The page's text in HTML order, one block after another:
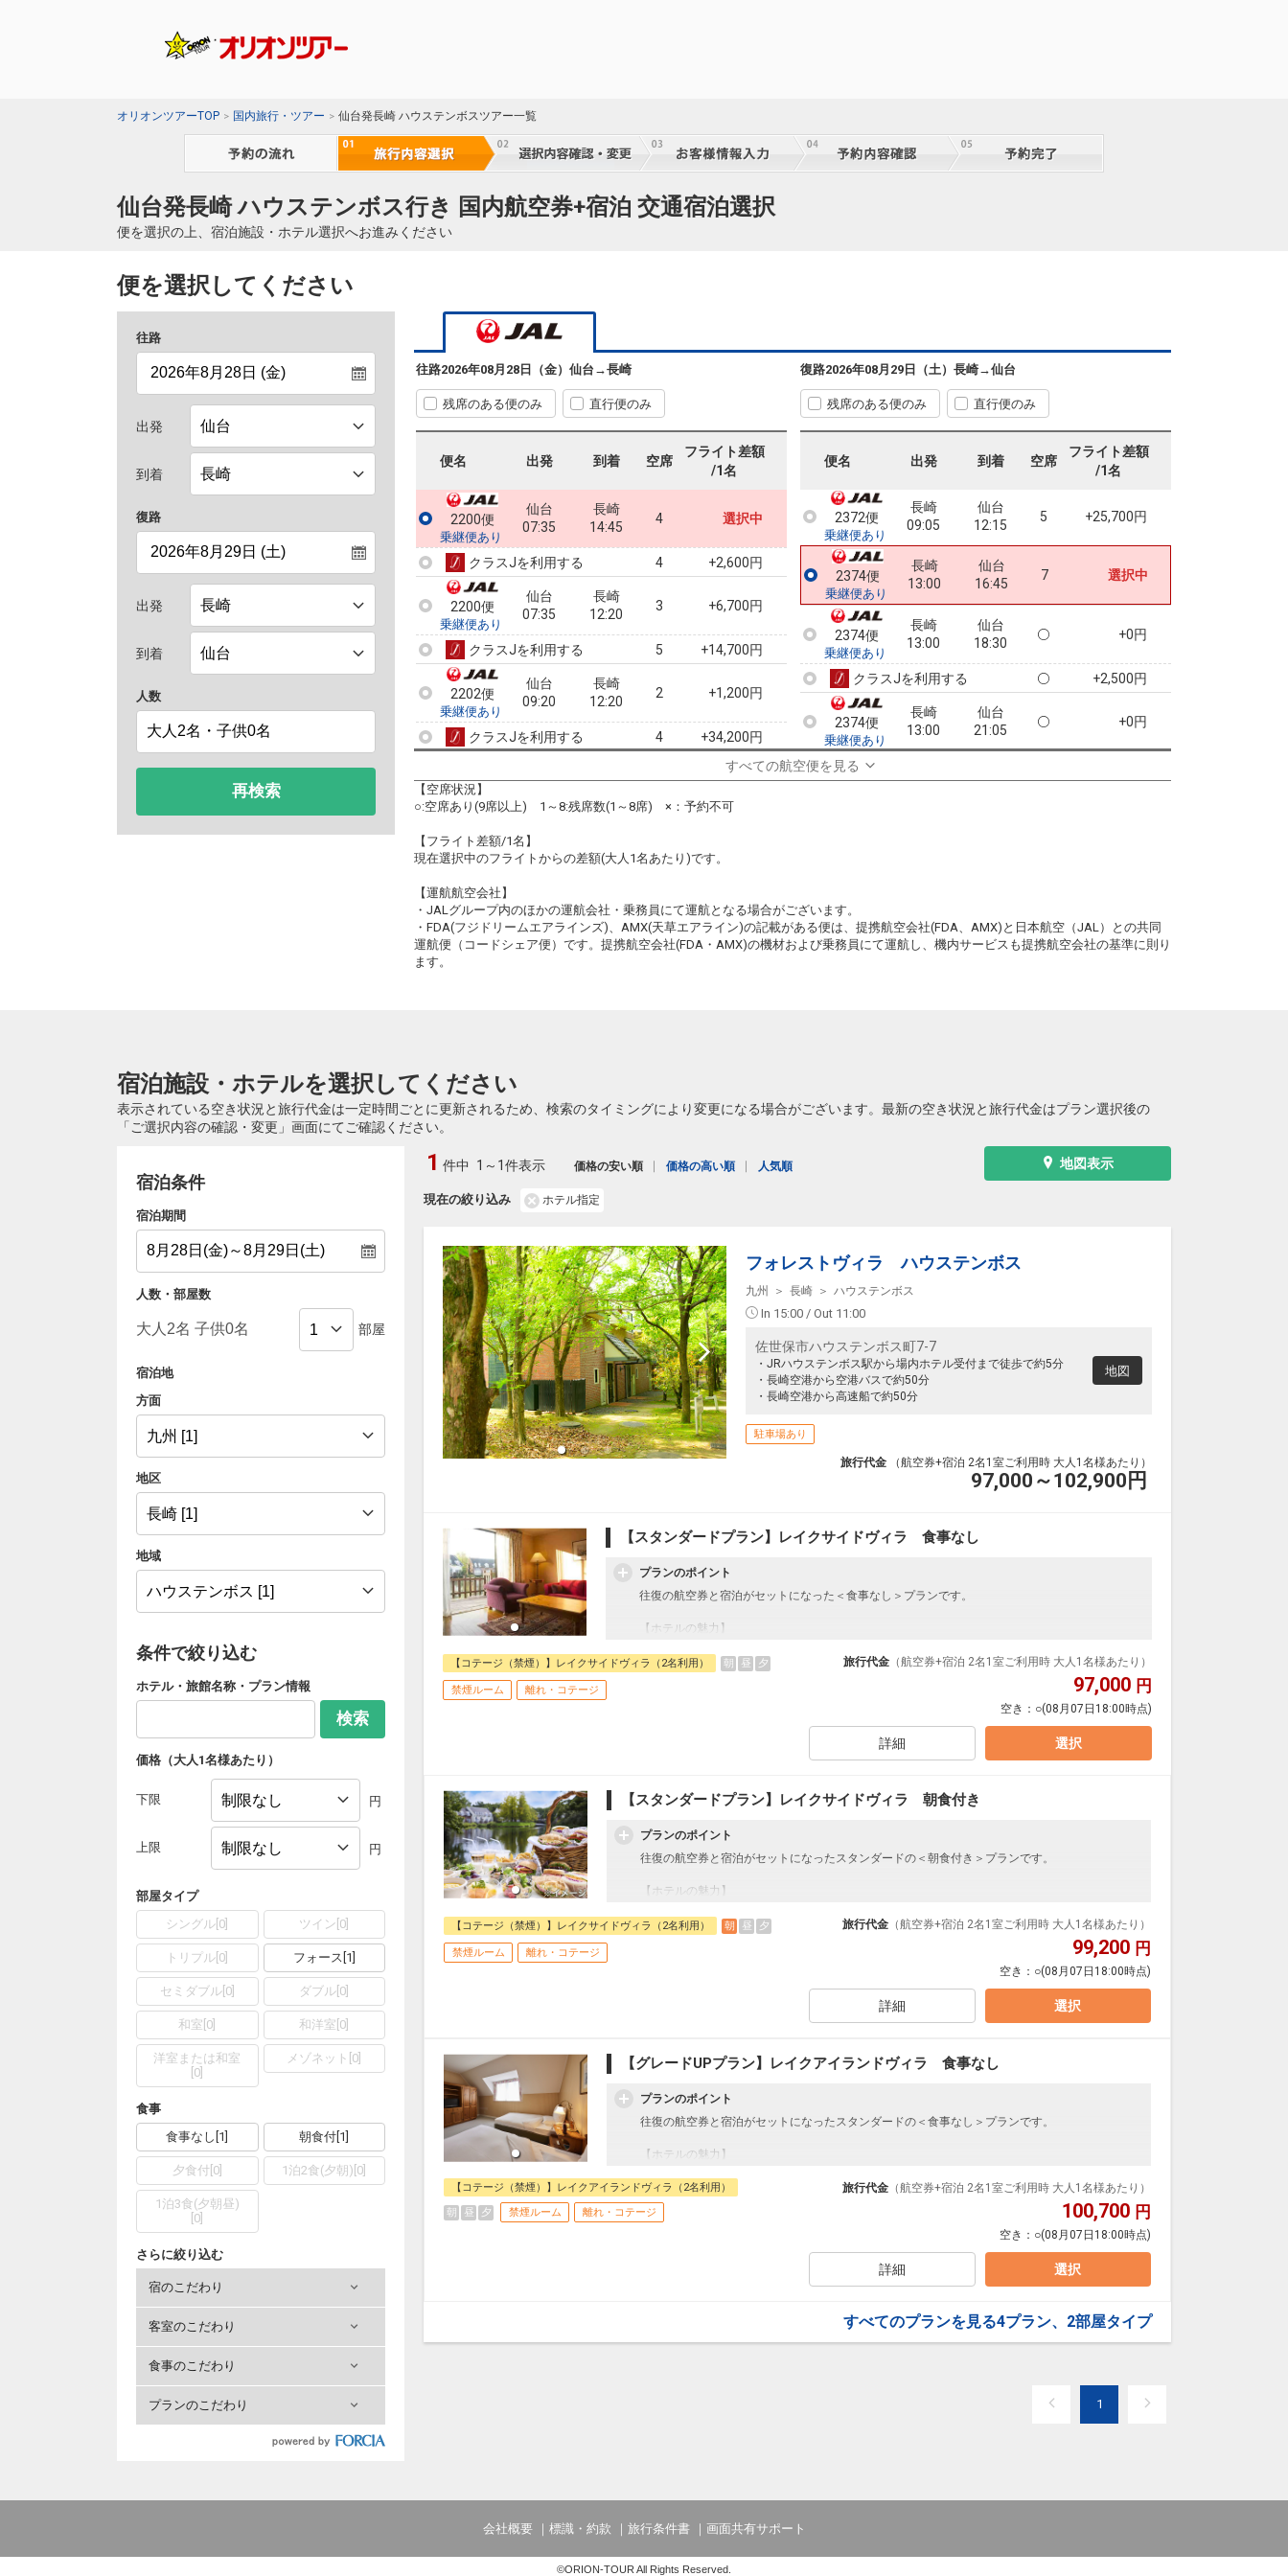
オリオンツアーTOP 国内旅行・ツアー 仙台発長崎 ハウステンボスツアー一覧
仙台発長崎 ハウステンボス行き 国内航空券+宿泊 交通宿泊選択
便を選択の上、宿泊施設・ホテル選択へお進みください
便を選択してください
往路
出発
到着
復路
出発
到着
人数
再検索
往路2026年08月28日（金） 仙台 →長崎
残席のある便のみ 直行便のみ
便名 出発 到着 空席
フライト差額
/1名
2200便
乗継便あり
仙台
07:35
長崎
14:45
4 選択中
クラスJを利用する 4 +2,600円
2200便
乗継便あり
仙台
07:35
長崎
12:20
3 +6,700円
クラスJを利用する 5 +14,700円
2202便
乗継便あり
仙台
09:20
長崎
12:20
2 +1,200円
クラスJを利用する 4 +34,200円
2202便
乗継便あり
7 +0円
2204便
乗継便あり
仙台
長崎
クラスJを利用する 4 +13,600円
2204便
仙台
長崎
+1,200円
2210便
乗継便あり
14:55
18:40
2 +1,200円
復路2026年08月29日（土） 長崎→仙台
残席のある便のみ 直行便のみ
便名 出発 到着 空席
フライト差額
/1名
2372便
乗継便あり
長崎
09:05
仙台
15:05
クラスJを利用する 2
2372便
09:05
16:45
5 +0円
2372便
乗継便あり
長崎
09:05
仙台
12:15
5 +25,700円
2374便
乗継便あり
長崎
13:00
仙台
16:45
7 選択中
2374便
乗継便あり
長崎
13:00
仙台
18:30
+0円
クラスJを利用する +2,500円
2374便
乗継便あり
長崎
13:00
仙台
21:05
+0円
クラスJを利用する
乗継便あり
クラスJを利用する 8 +3,600円
すべての航空便を見る
【空席状況】
○:空席あり(9席以上) 1～8:残席数(1～8席) ×：予約不可
【フライト差額/1名】
現在選択中のフライトからの差額(大人1名あたり)です。
【運航航空会社】
・JALグループ内のほかの運航会社・乗務員にて運航となる場合がございます。
・FDA(フジドリームエアラインズ)、AMX(天草エアライン)の記載がある便は、提携航空会社(FDA、AMX)と日本航空（JAL）との共同
運航便（コードシェア便）です。提携航空会社(FDA・AMX)の機材および乗務員にて運航し、機内サービスも提携航空会社の基準に則り
ます。
宿泊施設・ホテルを選択してください
表示されている空き状況と旅行代金は一定時間ごとに更新されるため、検索のタイミングにより変更になる場合がございます。最新の空き状況と旅行代金はプラン選択後の
「ご選択内容の確認・変更」画面にてご確認ください。
宿泊条件
宿泊期間
人数・部屋数
部屋
宿泊地
方面
地区
地域
条件で絞り込む
ホテル・旅館名称・プラン情報
検索
価格（大人1名様あたり）
下限 円
上限 円
部屋タイプ
シングル 0 ツイン 0
トリプル 0 フォース 1
セミダブル[ 0] ダブル 0
和室 0 和洋室 0
洋室または和室
0
メゾネット 0
食事
食事なし 1 朝食付 1
夕食付 0] 1泊2食(夕朝) 0
1泊3食(夕朝昼)
0
さらに絞り込む
宿のこだわり
客室のこだわり
食事のこだわり
プランのこだわり
地図表示
現在の絞り込み ホテル指定
1 件中 1～1件表示 価格の安い順 価格の高い順 人気順
フォレストヴィラ ハウステンボス
九州 長崎 ハウステンボス
In 15:00 / Out 11:00
佐世保市ハウステンボス町7-7
・JRハウステンボス駅から場内ホテル受付まで徒歩で約5分
・長崎空港から空港バスで約50分
・長崎空港から高速船で約50分
地図
駐車場あり
旅行代金 （航空券+宿泊 2名1室ご利用時 大人1名様あたり）
97,000～102,900 円
【スタンダードプラン】レイクサイドヴィラ 食事なし
プランのポイント
往復の航空券と宿泊がセットになった＜食事なし＞プランです。
【ホテルの魅力】
ジです。
■チェックイン時にご到着当日の入場パスポートのご提示で、2日目以降は滞在日数分の翌日1DAY
滞在中、ハウステンボスへ再入場できるオフィシャルホテル宿泊者専用のパスポートとなりま
す。アトラクションやクルーザーなど場内のパスポート対象有料施設をお楽しみいただけます。
（※4歳以上の添い寝のお子様も翌日1DAYパスポートの対象になります。
【宿泊特典】
■開園時間1時間前からの早期入場が可能
往復の航空券と宿泊がセットになったスタンダードの＜食事なし＞プランです。
■全室2階建てのメゾネット仕様で、1階が広々としたリビング、2階にベッドルームが2部屋ある一
■1室の定員が最大5名と多く、寝室が分かれているため「子供が寝たあとに大人がリビングでくつ
ろぐ」「3世代旅行で生活リズムを分ける」など柔軟な過ごし方が可能です。
■チェックイン時にご到着当日の入場パスポートのご提示で、2日目以降の滞在日数分のパスポー
トをお1人様1枚お渡し致します。
■宿泊者特典に関してはホテルの公式ホームページをご確認ください。
※「ハーバーゾーン」内に位置しているため、ご宿泊のみであれば入場チケットなしでご利用い
ただけます。ただし花火大会等の特定日は有料エリアになりますので、入場料が必要になりま
※客室からの眺望指定はできません。
【コテージ（禁煙）】レイクサイドヴィラ（2名利用） 朝 昼 夕
禁煙ルーム 離れ・コテージ
旅行代金 （航空券+宿泊 2名1室ご利用時 大人1名様あたり）
97,000 円
空き： ○(08月07日18:00時点)
詳細 選択
【スタンダードプラン】レイクサイドヴィラ 朝食付き
プランのポイント
往復の航空券と宿泊がセットになったスタンダードの＜朝食付き＞プランです。
【ホテルの魅力】
一戸建てタイプです。
■1室の定員が最大5名と多く、寝室が分かれているため「子供が寝たあとに大人がリビングでくつ
■チェックイン時にご到着当日の入場パスポートのご提示で、2日目以降の滞在日数分のパスポー
■宿泊者特典に関してはホテルの公式ホームページをご確認ください。
【ご注意・ご案内】
※「ハーバーゾーン」内に位置しているため、ご宿泊のみであれば入場チケットなしでご利用い
す。
※客室からの眺望指定はできません。
■朝食のご案内
帆船をイメージした開放的なレストランでの食事に加え、コテージや自然に囲まれたお庭へテイ
クアウトして食べられるスタイルも選べるのが特徴です。
□時間：07:00～10:00（ラストオーダー10:00)
【コテージ（禁煙）】レイクサイドヴィラ（2名利用） 朝 昼 夕
禁煙ルーム 離れ・コテージ
旅行代金 （航空券+宿泊 2名1室ご利用時 大人1名様あたり）
99,200 円
空き： ○(08月07日18:00時点)
詳細 選択
【グレードUPプラン】レイクアイランドヴィラ 食事なし
プランのポイント
往復の航空券と宿泊がセットになったスタンダードの＜食事なし＞プランです。
【ホテルの魅力】
一戸建てタイプです。
■1室の定員が最大5名と多く、寝室が分かれているため「子供が寝たあとに大人がリビングでくつ
ろぐ」「3世代旅行で生活リズムを分ける」など柔軟な過ごし方が可能です。
■チェックイン時にご到着当日の入場パスポートのご提示で、2日目以降の滞在日数分のパスポー
■宿泊者特典に関してはホテルの公式ホームページをご確認ください。
※「ハーバーゾーン」内に位置しているため、ご宿泊のみであれば入場チケットなしでご利用い
【コテージ（禁煙）】レイクアイランドヴィラ（2名利用）
朝
昼 夕 禁煙ルーム 離れ・コテージ
旅行代金 （航空券+宿泊 2名1室ご利用時 大人1名様あたり）
100,700 円
空き： ○(08月07日18:00時点)
詳細 選択
すべてのプランを見る4プラン、2部屋タイプ
1
会社概要 標識・約款 旅行条件書 画面共有サポート
©ORION-TOUR All Rights Reserved.